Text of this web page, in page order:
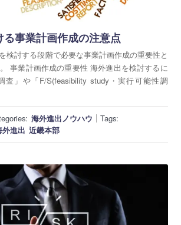
事業計画作成の注意点
検討する段階で必要な事業計画作成の重要性と
事業計画作成の重要性 海外進出を検討するに
査」や「F/S(feasibility study・実行可能性調
海外進出ノウハウ
Tags:
外進出 近畿本部